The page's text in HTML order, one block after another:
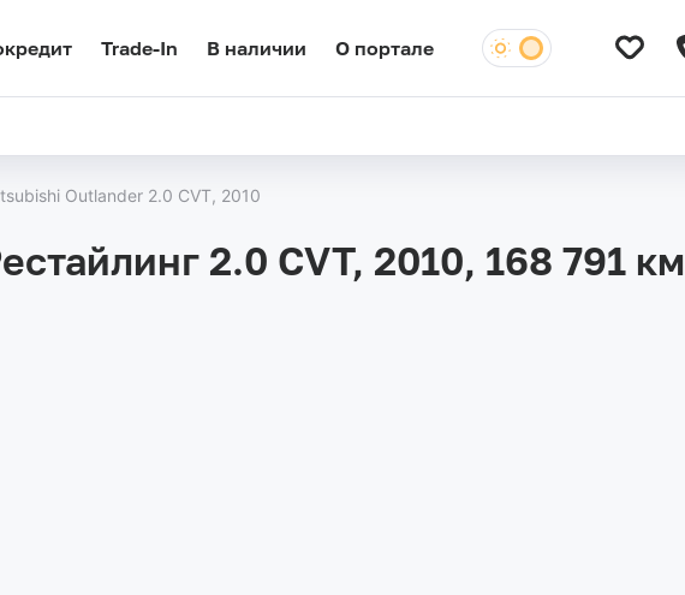
Trade-In В наличии О портале
Outlander 2.0 CVT, 2010
2.0 CVT, 2010, 168 791 км